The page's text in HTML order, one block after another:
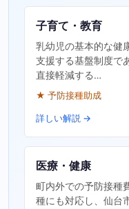
子育て・教育
乳幼児の基本的な健
支援する基盤制度で
直接軽減する…
★ 予防接種助成
詳しい解説 →
医療・健康
町内外での予防接種
種にも対応し、仙台